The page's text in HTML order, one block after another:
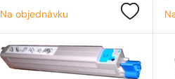
Na objednávku